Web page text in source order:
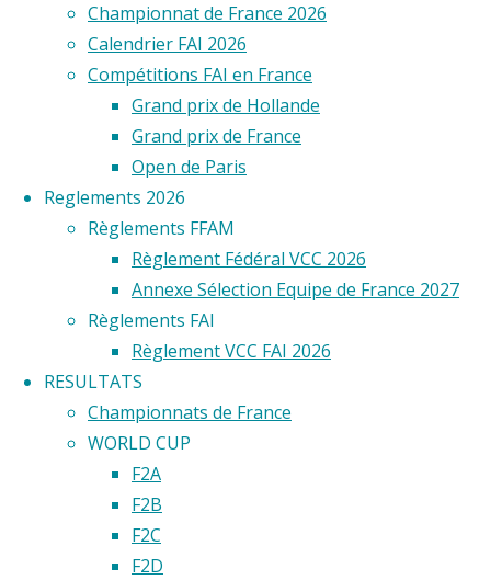
Championnat de France 2026
Calendrier FAI 2026
Compétitions FAI en France
Grand prix de Hollande
Grand prix de France
Open de Paris
Reglements 2026
Règlements FFAM
Règlement Fédéral VCC 2026
Annexe Sélection Equipe de France 2027
Règlements FAI
Règlement VCC FAI 2026
RESULTATS
Championnats de France
WORLD CUP
F2A
F2B
F2C
F2D